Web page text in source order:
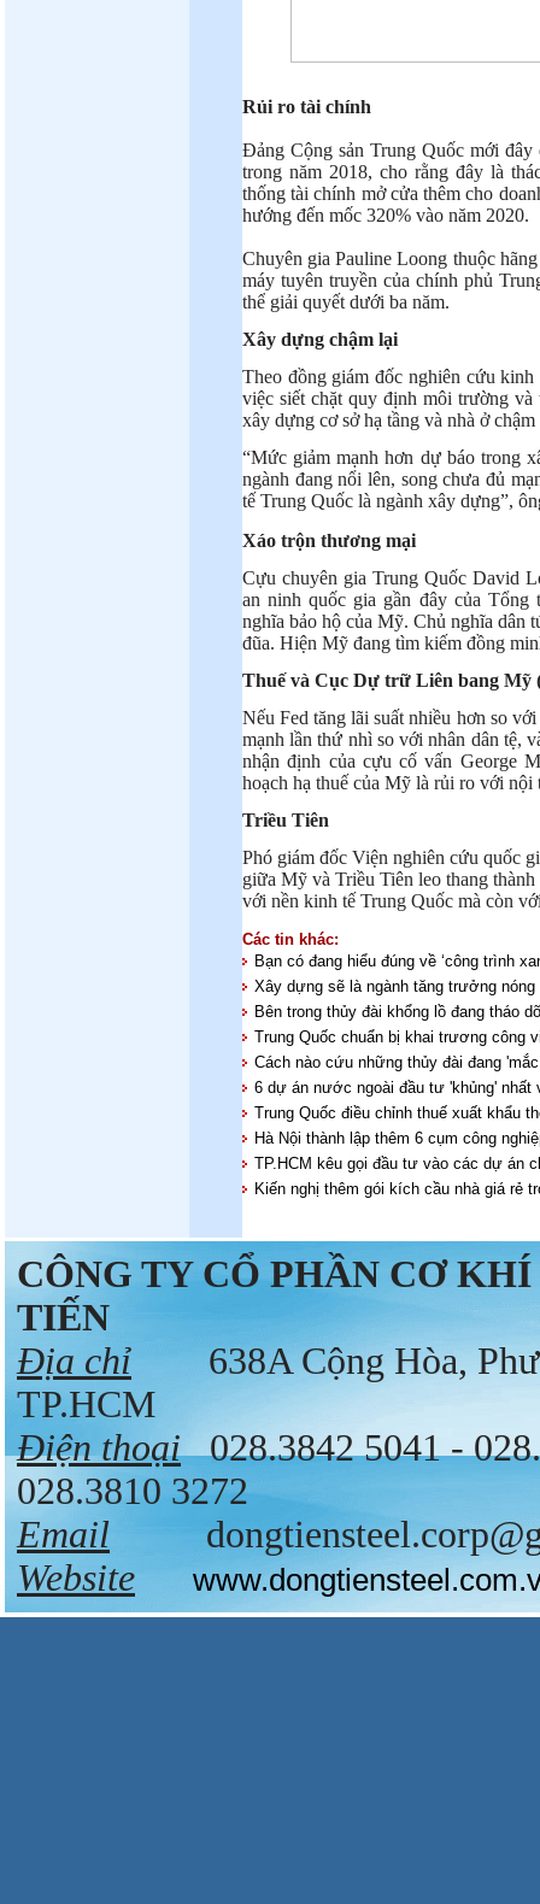
Rủi ro tài chính
Đảng Cộng sản Trung Quốc mới
trong năm 2018, cho rằng đây là
thống tài chính mở cửa thêm cho
hướng đến mốc 320% vào năm 2020.
Chuyên gia Pauline Loong thuộc
máy tuyên truyền của chính phủ
thể giải quyết dưới ba năm.
Xây dựng chậm lại
Theo đồng giám đốc nghiên cứu
việc siết chặt quy định môi trường
xây dựng cơ sở hạ tầng và nhà ở chậm
“Mức giảm mạnh hơn dự báo trong
ngành đang nổi lên, song chưa đủ
tế Trung Quốc là ngành xây dựng”,
Xáo trộn thương mại
Cựu chuyên gia Trung Quốc David
an ninh quốc gia gần đây của Tổng
nghĩa bảo hộ của Mỹ. Chủ nghĩa dân
đũa. Hiện Mỹ đang tìm kiếm đồng
Thuế và Cục Dự trữ Liên bang Mỹ
Nếu Fed tăng lãi suất nhiều hơn so
mạnh lần thứ nhì so với nhân dân tệ,
nhận định của cựu cố vấn George
hoạch hạ thuế của Mỹ là rủi ro với nội
Triều Tiên
Phó giám đốc Viện nghiên cứu quốc
giữa Mỹ và Triều Tiên leo thang
với nền kinh tế Trung Quốc mà còn
Các tin khác:
Bạn có đang hiểu đúng về ‘công trình
Xây dựng sẽ là ngành tăng trưởng nóng
Bên trong thủy đài khổng lồ đang tháo
Trung Quốc chuẩn bị khai trương công
Cách nào cứu những thủy đài đang
6 dự án nước ngoài đầu tư 'khủng' nhất
Trung Quốc điều chỉnh thuế xuất khẩu
Hà Nội thành lập thêm 6 cụm công
TP.HCM kêu gọi đầu tư vào các dự án
Kiến nghị thêm gói kích cầu nhà giá rẻ
CÔNG TY CỔ PHẦN CƠ
TIẾN
Địa chỉ
638A Cộng Hòa,
TP.HCM
Điện thoại 028.3842 5041 -
028.3810 3272
Email
Website